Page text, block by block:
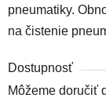
pneumatiky.
na čistenie
Dostupnosť
Môžeme doručiť